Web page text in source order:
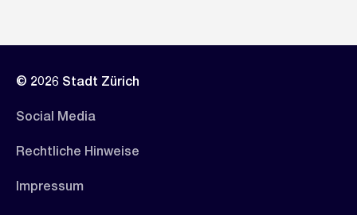
© 2026 Stadt Zürich
Social Media
Rechtliche Hinweise
Impressum